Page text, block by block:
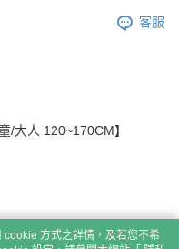
客服
/大人 120~170CM】
方式之詳情，及若您不希